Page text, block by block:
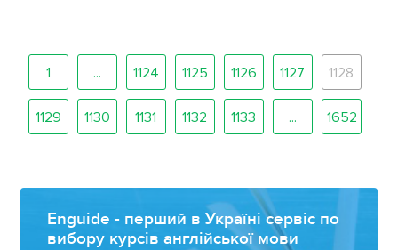
1 ... 1124 1125 1126 1127 1128
1129 1130 1131 1132 1133 ... 1652
Enguide - перший в Україні сервіс по
вибору курсів англійської мови